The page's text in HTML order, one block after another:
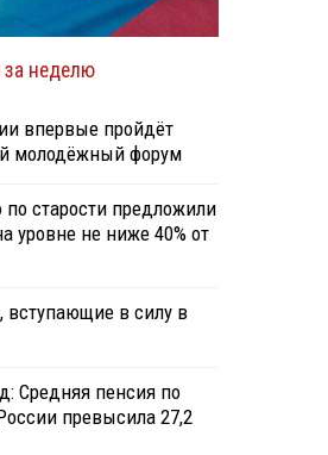
за неделю
впервые пройдёт
молодёжный форум
старости предложили
уровне не ниже 40% от
вступающие в силу в
Средняя пенсия по
превысила 27,2